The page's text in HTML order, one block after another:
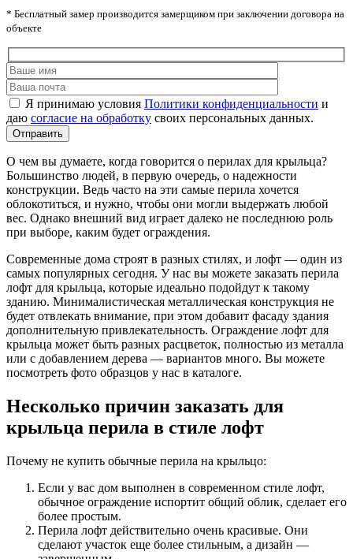
* Бесплатный замер производится замерщиком при заключении договора на
объекте
Я принимаю условия Политики конфиденциальности и
даю согласие на обработку своих персональных данных.
О чем вы думаете, когда говорится о перилах для крыльца?
Большинство людей, в первую очередь, о надежности
конструкции. Ведь часто на эти самые перила хочется
облокотиться, и нужно, чтобы они могли выдержать любой
вес. Однако внешний вид играет далеко не последнюю роль
при выборе, каким будет ограждения.
Современные дома строят в разных стилях, и лофт — один из
самых популярных сегодня. У нас вы можете заказать перила
лофт для крыльца, которые идеально подойдут к такому
зданию. Минималистическая металлическая конструкция не
будет отвлекать внимание, при этом добавит фасаду здания
дополнительную привлекательность. Ограждение лофт для
крыльца может быть разных расцветок, полностью из металла
или с добавлением дерева — вариантов много. Вы можете
посмотреть фото образцов у нас в каталоге.
Несколько причин заказать для
крыльца перила в стиле лофт
Почему не купить обычные перила на крыльцо:
Если у вас дом выполнен в современном стиле лофт,
обычное ограждение испортит общий облик, сделает его
более простым.
Перила лофт действительно очень красивые. Они
сделают участок еще более стильным, а дизайн —